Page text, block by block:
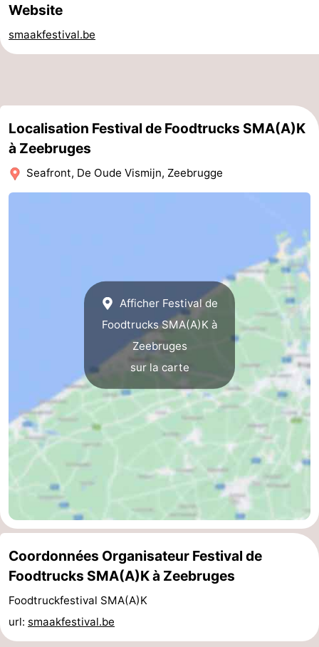
Tram
Croisière
Zeeuws-
Vlaanderen
-
Gand
Ypres
La
Het
Knokke-
-
Wenduine
-
Website
smaakfestival.be
Localisation Festival de Foodtrucks SMA(A)K
à Zeebruges
Seafront, De Oude Vismijn, Zeebrugge
Afficher Festival de
Foodtrucks SMA(A)K à
Zeebruges
sur la carte
Coordonnées Organisateur Festival de
Foodtrucks SMA(A)K à Zeebruges
Foodtruckfestival SMA(A)K
url: smaakfestival.be